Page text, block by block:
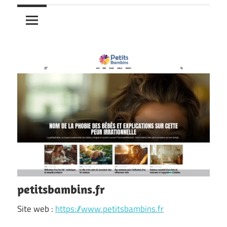
petitsbambins.fr
Site web : https://www.petitsbambins.fr